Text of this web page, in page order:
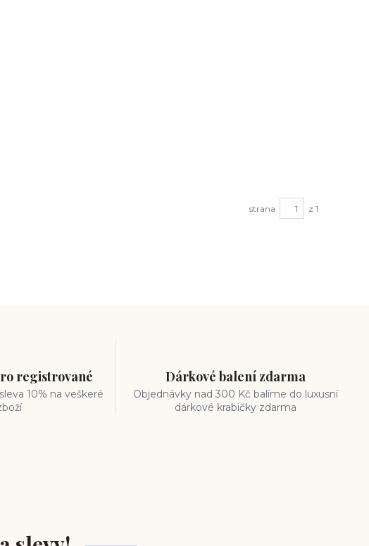
strana z 1
registrované
10% na veškeré
Dárkové balení zdarma
Objednávky nad 300 Kč balíme do luxusní
dárkové krabičky zdarma